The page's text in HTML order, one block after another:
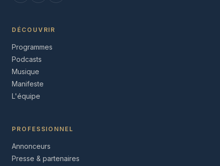
DÉCOUVRIR
Programmes
Podcasts
Musique
Manifeste
L'équipe
PROFESSIONNEL
Annonceurs
Presse & partenaires